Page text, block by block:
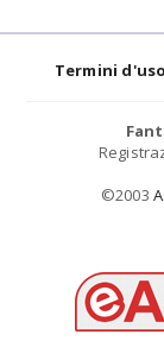
Termini d'uso
©2003